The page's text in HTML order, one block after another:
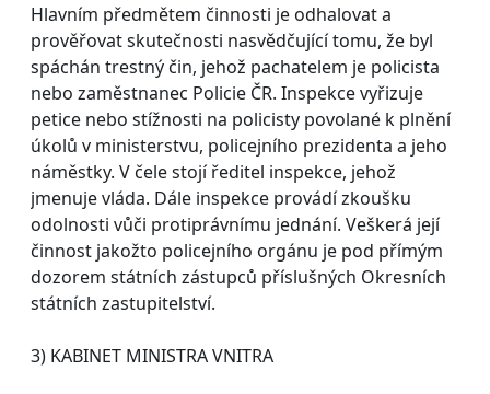
Hlavním předmětem činnosti je odhalovat a
prověřovat skutečnosti nasvědčující tomu, že byl
spáchán trestný čin, jehož pachatelem je policista
nebo zaměstnanec Policie ČR. Inspekce vyřizuje
petice nebo stížnosti na policisty povolané k plnění
úkolů v ministerstvu, policejního prezidenta a jeho
náměstky. V čele stojí ředitel inspekce, jehož
jmenuje vláda. Dále inspekce provádí zkoušku
odolnosti vůči protiprávnímu jednání. Veškerá její
činnost jakožto policejního orgánu je pod přímým
dozorem státních zástupců příslušných Okresních
státních zastupitelství.
3) KABINET MINISTRA VNITRA